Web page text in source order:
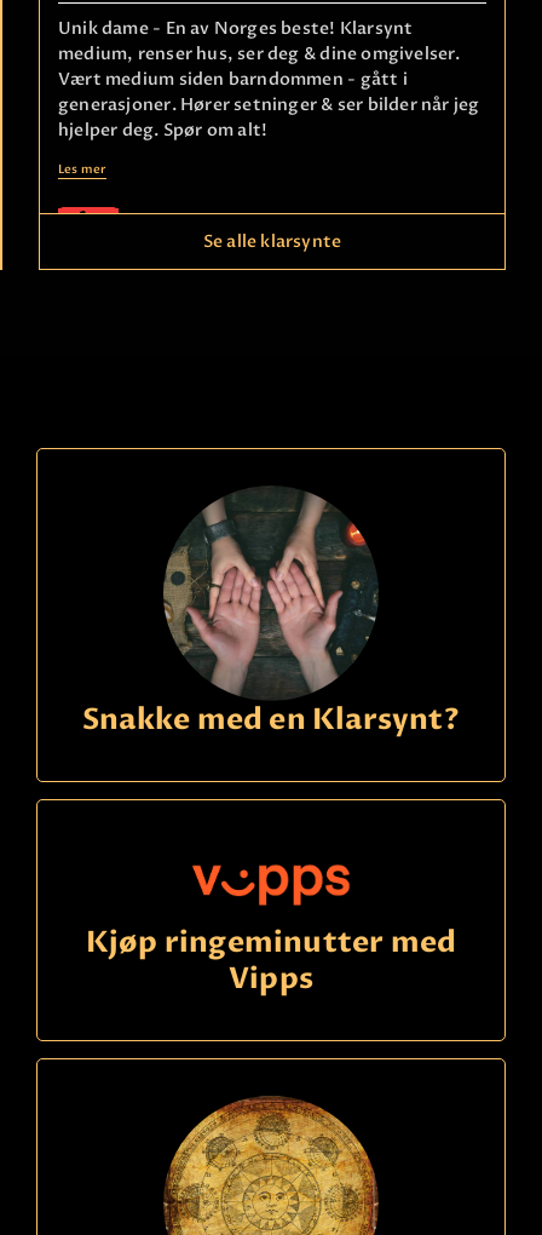
Unik dame - En av Norges beste! Klarsynt
medium, renser hus, ser deg & dine omgivelser.
Vært medium siden barndommen - gått i
generasjoner. Hører setninger & ser bilder når jeg
hjelper deg. Spør om alt!
Les mer
kode
608
Erfaren Klarsynt. Seriøs - Ser relasjoner og dine
muligheter. Tilbyr også Twinflame/Soulmate
Les mer
kode 438
Svensk spådame som hjelper deg. Ser i kortene og
Se alle klarsynte
Snakke med en Klarsynt?
Kjøp ringeminutter med
Vipps